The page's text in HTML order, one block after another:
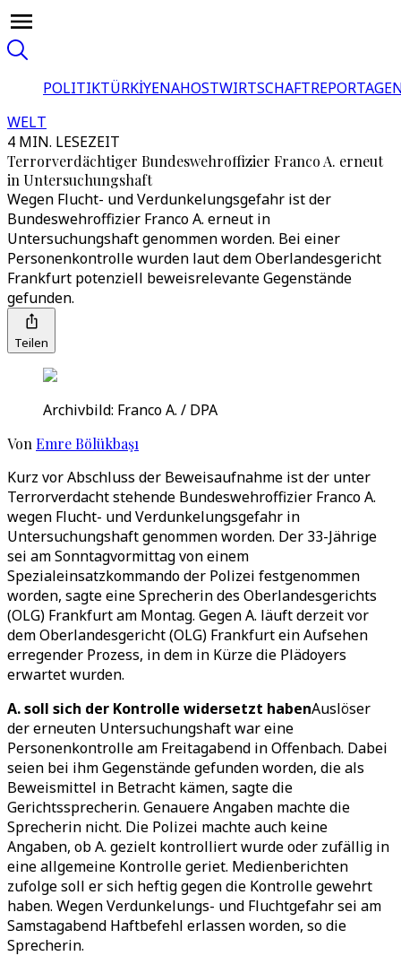
POLITIKTÜRKİYENAHOSTWIRTSCHAFT
WELT
4 MIN. LESEZEIT
Terrorverdächtiger Bundeswehroffizier Franco A. erneut
in Untersuchungshaft
Wegen Flucht- und Verdunkelungsgefahr ist der
Bundeswehroffizier Franco A. erneut in
Untersuchungshaft genommen worden. Bei einer
Personenkontrolle wurden laut dem Oberlandesgericht
Frankfurt potenziell beweisrelevante Gegenstände
gefunden.
Teilen
Archivbild: Franco A. / DPA
Von Emre Bölükbaşı
Kurz vor Abschluss der Beweisaufnahme ist der unter
Terrorverdacht stehende Bundeswehroffizier Franco A.
wegen Flucht- und Verdunkelungsgefahr in
Untersuchungshaft genommen worden. Der 33-Jährige
sei am Sonntagvormittag von einem
Spezialeinsatzkommando der Polizei festgenommen
worden, sagte eine Sprecherin des Oberlandesgerichts
(OLG) Frankfurt am Montag. Gegen A. läuft derzeit vor
dem Oberlandesgericht (OLG) Frankfurt ein Aufsehen
erregender Prozess, in dem in Kürze die Plädoyers
erwartet wurden.
A. soll sich der Kontrolle widersetzt habenAuslöser
der erneuten Untersuchungshaft war eine
Personenkontrolle am Freitagabend in Offenbach. Dabei
seien bei ihm Gegenstände gefunden worden, die als
Beweismittel in Betracht kämen, sagte die
Gerichtssprecherin. Genauere Angaben machte die
Sprecherin nicht. Die Polizei machte auch keine
Angaben, ob A. gezielt kontrolliert wurde oder zufällig in
eine allgemeine Kontrolle geriet. Medienberichten
zufolge soll er sich heftig gegen die Kontrolle gewehrt
haben. Wegen Verdunkelungs- und Fluchtgefahr sei am
Samstagabend Haftbefehl erlassen worden, so die
Sprecherin.